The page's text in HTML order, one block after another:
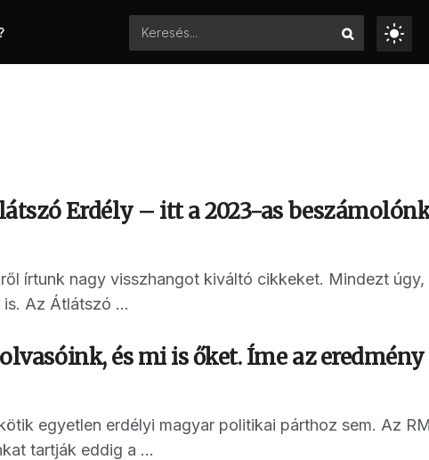
Erdély – itt a 2023-as
írtunk nagy visszhangot kiváltó cikkeket. Mindezt
Az Átlátszó ...
és mi is őket. Íme az eredmény
egyetlen erdélyi magyar politikai párthoz sem. Az
tartják eddig a ...